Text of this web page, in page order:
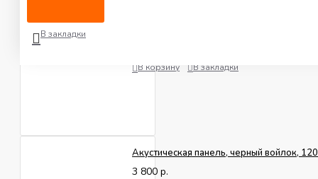
Толщина реек:
В закладки
В корзину В закладки
Акустическая панель, черный войлок,
3 800 р.